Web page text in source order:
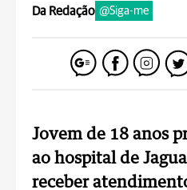
Da Redação @Siga-me
Jovem de 18 anos
ao hospital de
receber